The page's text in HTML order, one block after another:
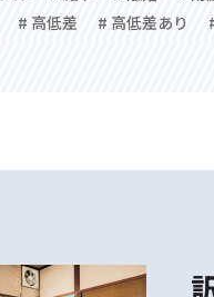
# 高低差 # 高低差あり